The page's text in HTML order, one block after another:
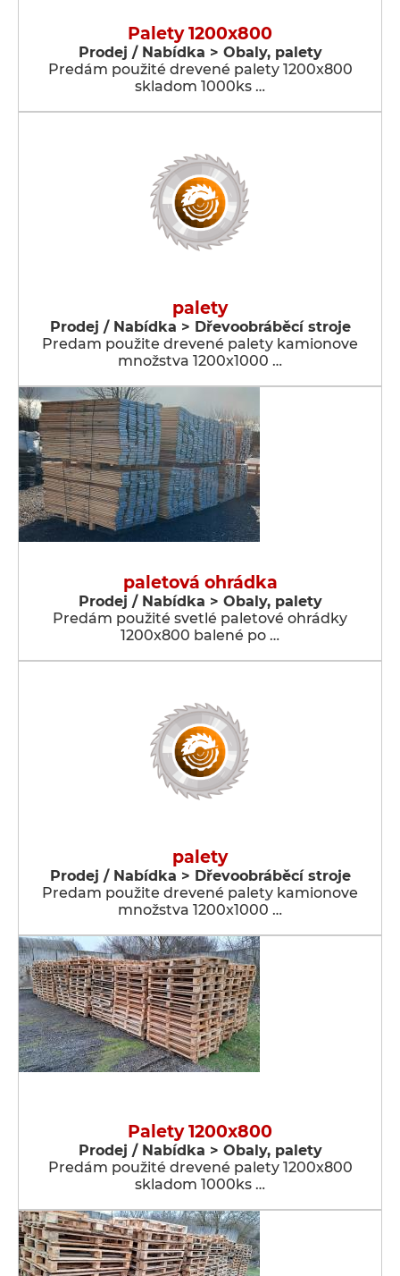
Palety 1200x800
Prodej / Nabídka > Obaly, palety
Predám použité drevené palety 1200x800
skladom 1000ks …
palety
Prodej / Nabídka > Dřevoobráběcí stroje
Predam použite drevené palety kamionove
množstva 1200x1000 …
paletová ohrádka
Prodej / Nabídka > Obaly, palety
Predám použité svetlé paletové ohrádky
1200x800 balené po …
palety
Prodej / Nabídka > Dřevoobráběcí stroje
Predam použite drevené palety kamionove
množstva 1200x1000 …
Palety 1200x800
Prodej / Nabídka > Obaly, palety
Predám použité drevené palety 1200x800
skladom 1000ks …